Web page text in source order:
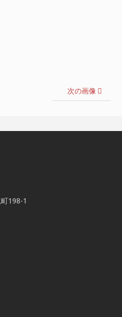
次の画像
198-1